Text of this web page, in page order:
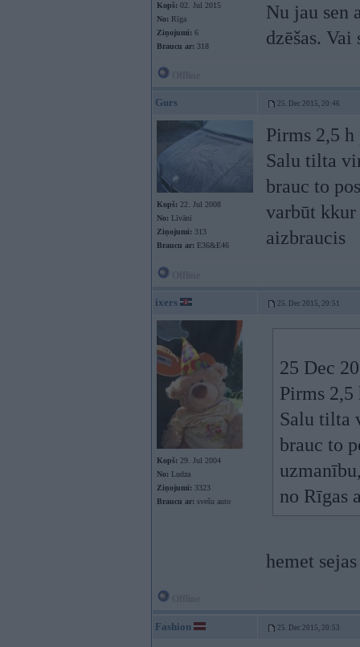
Kopš: 02. Jul 2015
No: Rīga
Ziņojumi: 6
Braucu ar: 318
Nu jau sen
dzēšas.
Gurs 25. Dec 2015, 20:46
Kopš: 22. Jul 2008
No: Līvāni
Ziņojumi: 313
Braucu ar: E36&E46
Pirms 2,5
Salu tilta
brauc to
varbūt kkur
aizbraucis
ixers 25. Dec 2015, 20:51
Kopš: 29. Jul 2004
No: Ludza
Ziņojumi: 3323
Braucu ar: svešu auto
25 Dec
Pirms
Salu tilta
brauc to
no Rīgas
hemet
Fashion 25. Dec 2015, 20:53